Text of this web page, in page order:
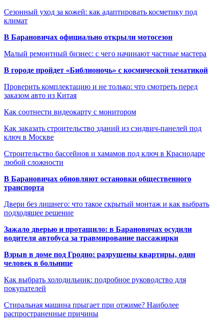
Сезонный уход за кожей: как адаптировать косметику под
климат
В Барановичах официально открыли мотосезон
Малый ремонтный бизнес: с чего начинают частные мастера
В городе пройдет «Библионочь» с космической тематикой
Проверить комплектацию и не только: что смотреть перед
заказом авто из Китая
Как соотнести видеокарту с монитором
Как заказать строительство зданий из сэндвич-панелей под
ключ в Москве
Строительство бассейнов и хамамов под ключ в Краснодаре
любой сложности
В Барановичах обновляют остановки общественного
транспорта
Двери без лишнего: что такое скрытый монтаж и как выбрать
подходящее решение
Зажало дверью и протащило: в Барановичах осудили
водителя автобуса за травмирование пассажирки
Взрыв в доме под Гродно: разрушены квартиры, один
человек в больнице
Как выбрать холодильник: подробное руководство для
покупателей
Стиральная машина прыгает при отжиме? Наиболее
распространенные причины